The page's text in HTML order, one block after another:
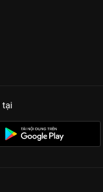
tại